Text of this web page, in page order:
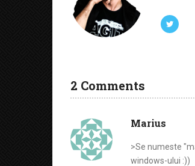
2 Comments
Marius
>Se numeste
windows-ului :))